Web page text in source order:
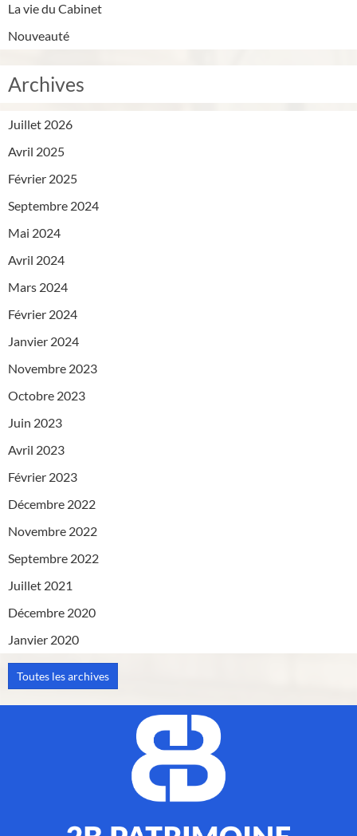
La vie du Cabinet
Nouveauté
Archives
Juillet 2026
Avril 2025
Février 2025
Septembre 2024
Mai 2024
Avril 2024
Mars 2024
Février 2024
Janvier 2024
Novembre 2023
Octobre 2023
Juin 2023
Avril 2023
Février 2023
Décembre 2022
Novembre 2022
Septembre 2022
Juillet 2021
Décembre 2020
Janvier 2020
Toutes les archives